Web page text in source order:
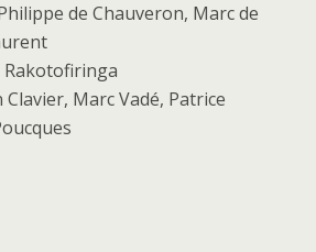
de Chauveron, Marc de
Rakotofiringa
Marc Vadé, Patrice